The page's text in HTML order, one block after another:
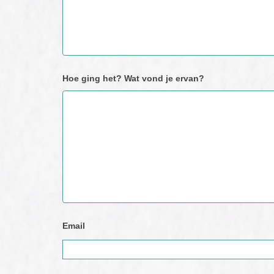
Hoe ging het? Wat vond je ervan?
Email